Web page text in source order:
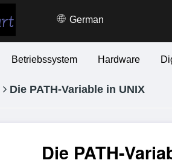
German
Betriebssystem Hardware
Die PATH-Variable in UNIX
Die PATH-